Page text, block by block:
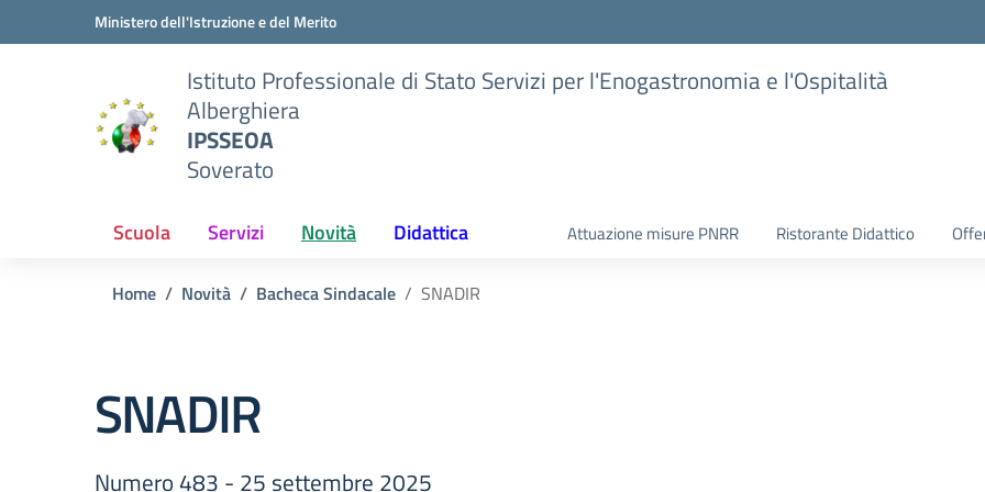
Vai ai contenuti
Vai al menu di navigazioneMinistero dell'Istruzione e del Merito
Istituto Professionale di Stato Servizi per l'Enogastronomia e l'Ospitalità
Alberghiera
IPSSEOA
Soverato
Scuola Servizi Novità Didattica Attuazione misure PNRR Ristorante Didattico
Home Novità Bacheca Sindacale SNADIR
SNADIR
Numero 483 - 25 settembre 2025